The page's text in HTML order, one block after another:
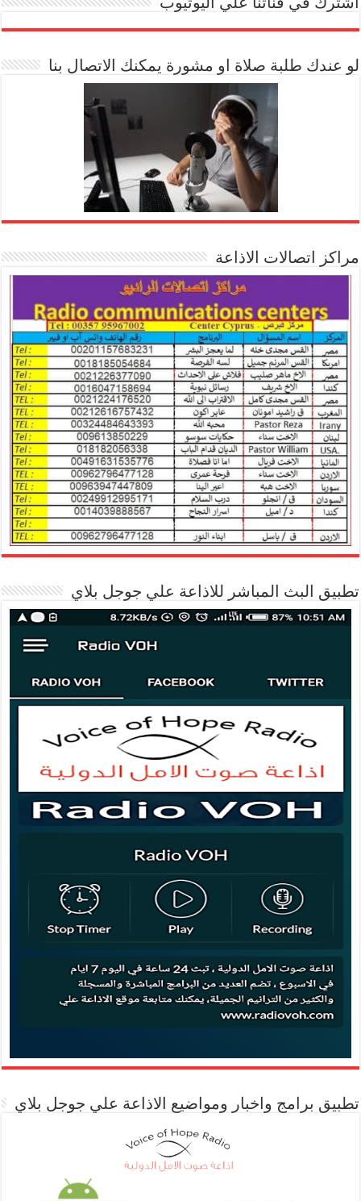
لو عندك طلبة صلاة او مشورة يمكنك الاتصال بنا
مراكز اتصالات الاذاعة
تطبيق البث المباشر للاذاعة علي جوجل بلاي
تطبيق برامج واخبار ومواضيع الاذاعة علي جوجل بلاي